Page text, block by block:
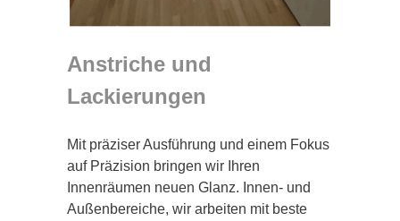
Anstriche und
Lackierungen
Mit präziser Ausführung und einem Fokus
auf Präzision bringen wir Ihren
Innenräumen neuen Glanz. Innen- und
Außenbereiche, wir arbeiten mit beste